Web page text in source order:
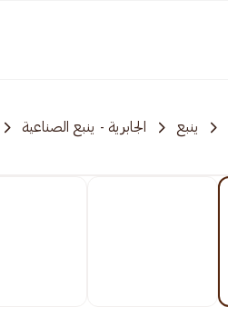
ينبع الجابرية - ينبع الصناعية